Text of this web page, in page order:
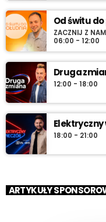
Od świtu
ZACZNIJ Z
06:00 - 12:00
Druga
12:00 - 18:00
Elektryczny
18:00 - 21:00
ARTYKUŁY